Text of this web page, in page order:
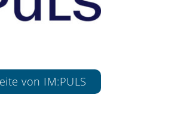
von IM:PULS